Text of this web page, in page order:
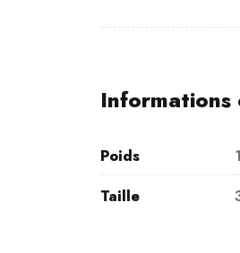
Informations
Poids
Taille